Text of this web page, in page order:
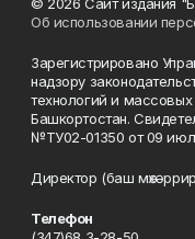
Об использовании
Зарегистрировано
надзору
технологий и
Башкортостан.
№ТУ02-01350 от 09
Директор (баш
Телефон